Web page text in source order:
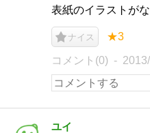
表紙のイラストが
ナイス ★3
コメント(0)
ユイ